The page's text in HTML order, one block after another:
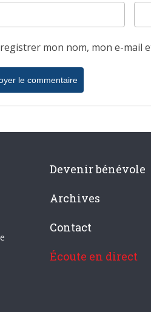
mon nom, mon e-mail
Devenir bénévole
Archives
Contact
Écoute en direct